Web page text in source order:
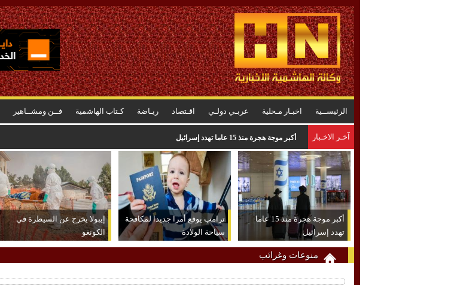
الرئيســية اخبـار مـحلية عربـي دولـي اقـتصاد ريـاضة كـتاب الهاشمية فــن ومشــاهير
آخـر الاخـبار شهيرة: فوجئت بأن رصيدي المسرحي أكبر مما كنت أتصور
أكبر موجة هجرة منذ 15 عاما
تهدد إسرائيل
ترامب يوقع أمرا جديدا لمكافحة
سياحة الولادة
إيبولا يخرج عن السيطرة في
الكونغو
منوعات وغرائب